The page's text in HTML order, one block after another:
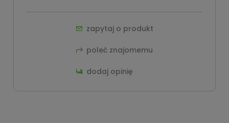
zapytaj o produkt
poleć znajomemu
dodaj opinię